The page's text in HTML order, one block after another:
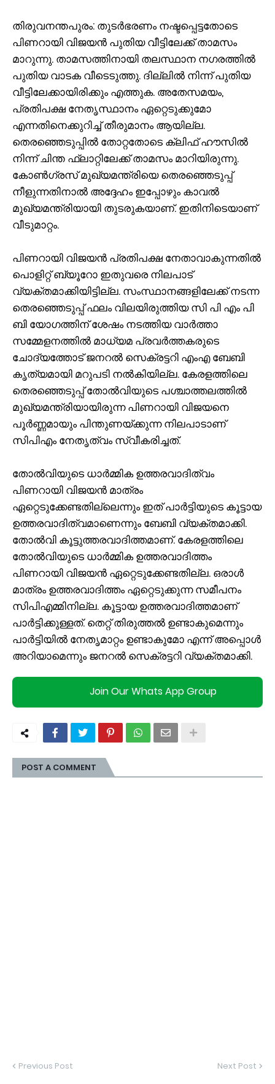
തിരുവനന്തപുരം: തുടർഭരണം നഷ്ടപ്പെട്ടതോടെ
പിണറായി വിജയൻ പുതിയ വീട്ടിലേക്ക് താമസം
മാറുന്നു. താമസത്തിനായി തലസ്ഥാന നഗരത്തിൽ
പുതിയ വാടക വീടെടുത്തു. ദില്ലിൽ നിന്ന് പുതിയ
വീട്ടിലേക്കായിരിക്കും എത്തുക. അതേസമയം,
പ്രതിപക്ഷ നേതൃസ്ഥാനം ഏറ്റെടുക്കുമോ
എന്നതിനെക്കുറിച്ച് തീരുമാനം ആയില്ല.
തെരഞ്ഞെടുപ്പിൽ തോറ്റതോടെ ക്ലിഫ് ഹൗസിൽ
നിന്ന് ചിന്ത ഫ്ലാറ്റിലേക്ക് താമസം മാറിയിരുന്നു.
കോൺ​ഗ്രസ് മുഖ്യമന്ത്രിയെ തെരഞ്ഞെടുപ്പ്
നീളുന്നതിനാൽ അദ്ദേഹം ഇപ്പോഴും കാവൽ
മുഖ്യമന്ത്രിയായി തുടരുകയാണ്. ഇതിനിടെയാണ്
വീടുമാറ്റം.
പിണറായി വിജയൻ പ്രതിപക്ഷ നേതാവാകുന്നതിൽ
പൊളിറ്റ് ബ്യൂറോ ഇതുവരെ നിലപാട്
വ്യക്തമാക്കിയിട്ടില്ല. സംസ്ഥാനങ്ങളിലേക്ക് നടന്ന
തെരഞ്ഞെടുപ്പ് ഫലം വിലയിരുത്തിയ സി പി എം പി
ബി യോഗത്തിന് ശേഷം നടത്തിയ വാർത്താ
സമ്മേളനത്തിൽ മാധ്യമ പ്രവർത്തകരുടെ
ചോദ്യത്തോട് ജനറൽ സെക്രട്ടറി എംഎ ബേബി
കൃത്യമായി മറുപടി നൽകിയില്ല. കേരളത്തിലെ
തെരഞ്ഞെടുപ്പ് തോൽവിയുടെ പശ്ചാത്തലത്തിൽ
മുഖ്യമന്ത്രിയായിരുന്ന പിണറായി വിജയനെ
പൂർണ്ണമായും പിന്തുണയ്ക്കുന്ന നിലപാടാണ്
സിപിഎം നേതൃത്വം സ്വീകരിച്ചത്.
തോൽവിയുടെ ധാർമ്മിക ഉത്തരവാദിത്വം
പിണറായി വിജയൻ മാത്രം
ഏറ്റെടുക്കേണ്ടതില്ലെന്നും ഇത് പാർട്ടിയുടെ കൂട്ടായ
ഉത്തരവാദിത്വമാണെന്നും ബേബി വ്യക്തമാക്കി.
തോൽവി കൂട്ടുത്തരവാദിത്തമാണ്. കേരളത്തിലെ
തോൽവിയുടെ ധാർമ്മിക ഉത്തരവാദിത്തം
പിണറായി വിജയൻ ഏറ്റെടുക്കേണ്ടതില്ല. ഒരാൾ
മാത്രം ഉത്തരവാദിത്തം ഏറ്റെടുക്കുന്ന സമീപനം
സിപിഎമ്മിനില്ല. കൂട്ടായ ഉത്തരവാദിത്തമാണ്
പാർട്ടിക്കുള്ളത്. തെറ്റ് തിരുത്തൽ ഉണ്ടാകുമെന്നും
പാർട്ടിയിൽ നേതൃമാറ്റം ഉണ്ടാകുമോ എന്ന് അപ്പൊൾ
അറിയാമെന്നും ജനറൽ സെക്രട്ടറി വ്യക്തമാക്കി.
Join Our Whats App Group
POST A COMMENT
Previous Post Next Post